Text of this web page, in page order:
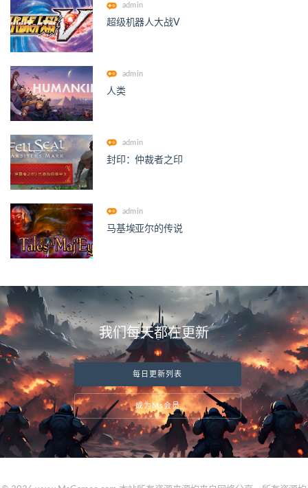
admin
超级机器人大战V
admin
人类
admin
封印：仲裁者之印
admin
马基埃亚尔的传说
我们每天都在更新
每日更新列表
成为Ms会员